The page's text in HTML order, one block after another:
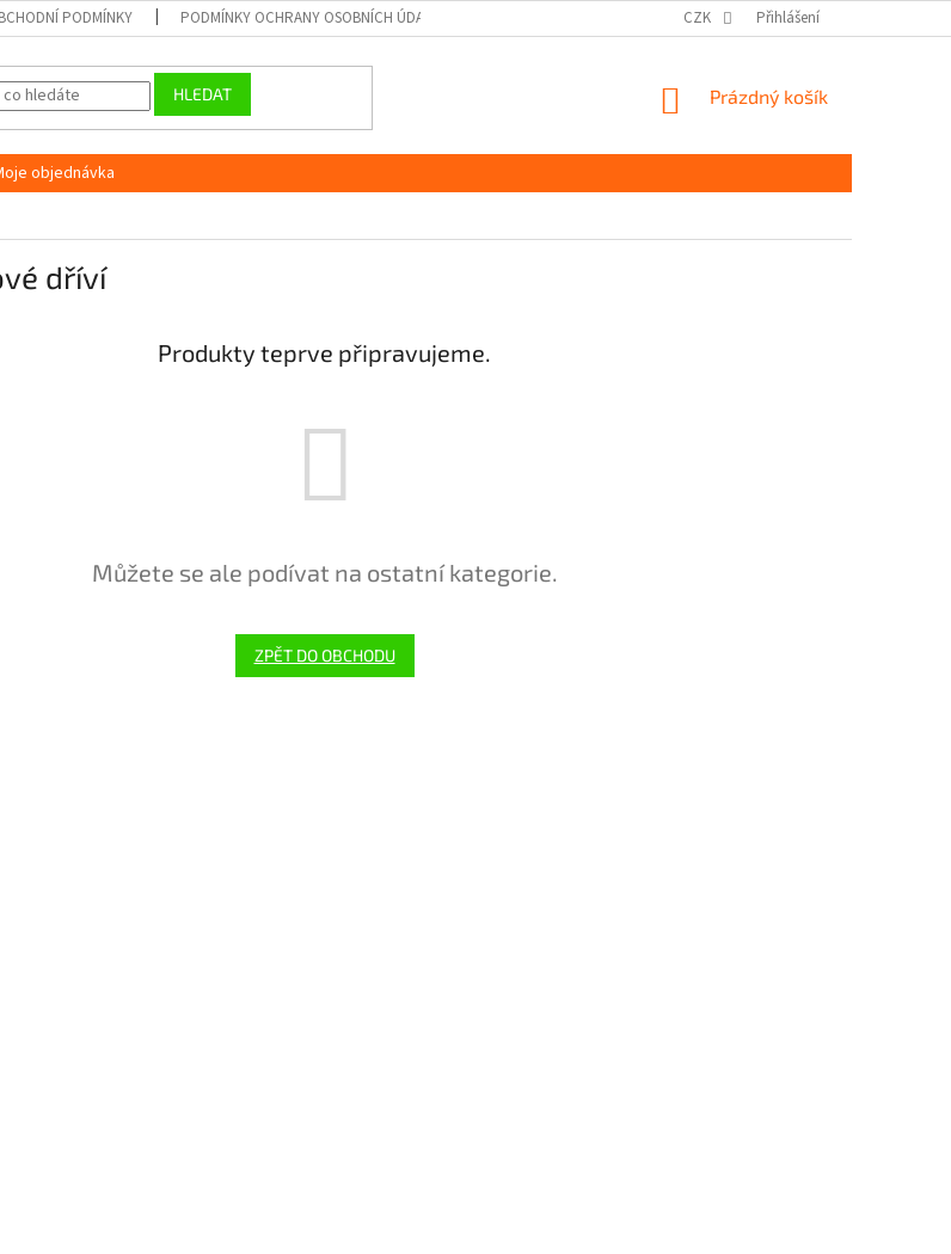
PODMÍNKY PODMÍNKY OCHRANY OSOBNÍCH ÚDAJŮ GDPR CZK Přihlášení
HLEDAT
NÁKUPNÍ
Prázdný košík
objednávka
dříví
Produkty teprve připravujeme.
Můžete se ale podívat na ostatní kategorie.
ZPĚT DO OBCHODU